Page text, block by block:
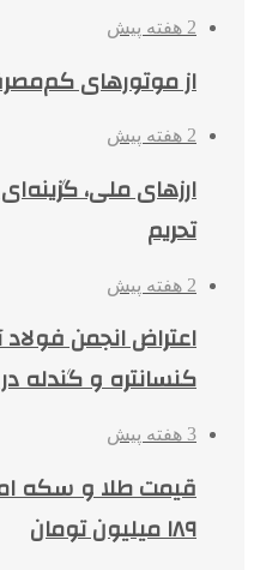
2 هفته پیش
از موتورهای
2 هفته پیش
ارزهای ملی،
تحریم
2 هفته پیش
اعتراض انجمن
کنسانتره و گندله
3 هفته پیش
قیمت طلا و سکه
۱۸۹ میلیون تومان